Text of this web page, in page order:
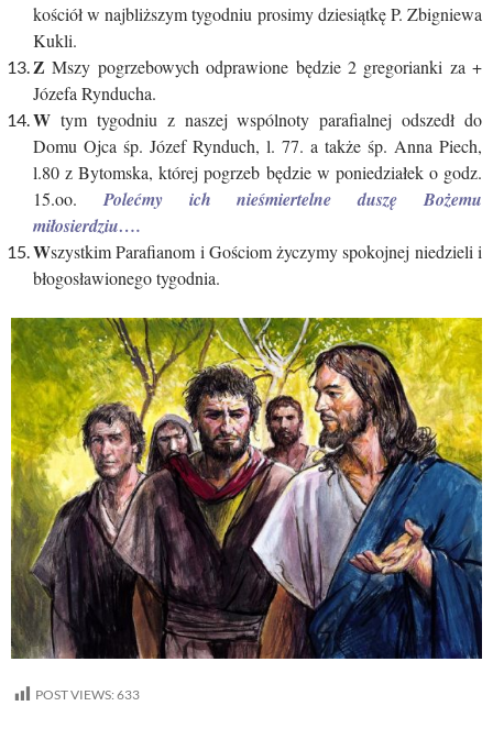
kościół w najbliższym tygodniu prosimy dziesiątkę P. Zbigniewa
Kukli.
Z Mszy pogrzebowych odprawione będzie 2 gregorianki za +
Józefa Rynducha.
W tym tygodniu z naszej wspólnoty parafialnej odszedł do
Domu Ojca śp. Józef Rynduch, l. 77. a także śp. Anna Piech,
l.80 z Bytomska, której pogrzeb będzie w poniedziałek o godz.
15.oo. Polećmy ich nieśmiertelne duszę Bożemu
miłosierdziu….
Wszystkim Parafianom i Gościom życzymy spokojnej niedzieli i
błogosławionego tygodnia.
POST VIEWS: 633